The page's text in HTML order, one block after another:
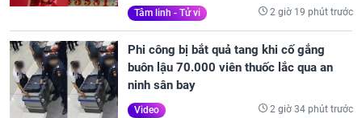
Tâm linh - Tử vi 2 giờ 19 phút trước
Phi công bị bắt quả tang khi cố gắng
buôn lậu 70.000 viên thuốc lắc qua an
ninh sân bay
Video 2 giờ 34 phút trước